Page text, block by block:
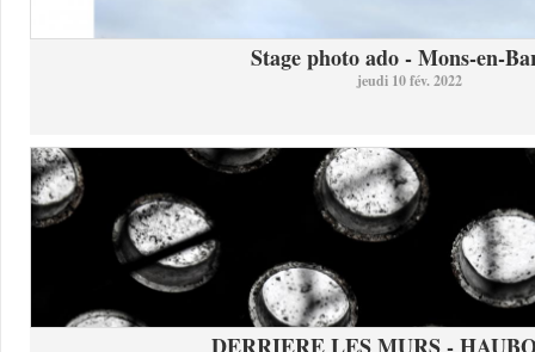
Stage photo ado - Mons-en-
jeudi 10 fév. 2022